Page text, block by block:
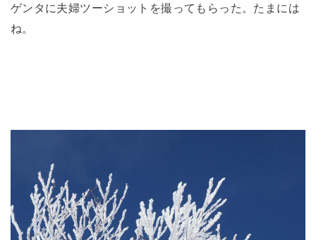
ゲンタに夫婦ツーショットを撮ってもらった。たまには
ね。